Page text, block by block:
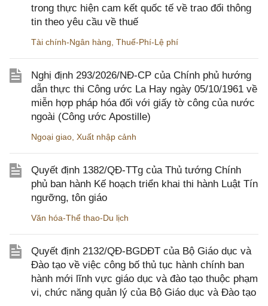
trong thực hiện cam kết quốc tế về trao đổi thông
tin theo yêu cầu về thuế
Tài chính-Ngân hàng, Thuế-Phí-Lệ phí
Nghị định 293/2026/NĐ-CP của Chính phủ hướng
dẫn thực thi Công ước La Hay ngày 05/10/1961 về
miễn hợp pháp hóa đối với giấy tờ công của nước
ngoài (Công ước Apostille)
Ngoại giao, Xuất nhập cảnh
Quyết định 1382/QĐ-TTg của Thủ tướng Chính
phủ ban hành Kế hoạch triển khai thi hành Luật Tín
ngưỡng, tôn giáo
Văn hóa-Thể thao-Du lịch
Quyết định 2132/QĐ-BGDĐT của Bộ Giáo dục và
Đào tạo về việc công bố thủ tục hành chính ban
hành mới lĩnh vực giáo dục và đào tạo thuộc phạm
vi, chức năng quản lý của Bộ Giáo dục và Đào tạo